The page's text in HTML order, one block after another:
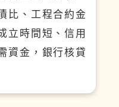
比、工程合約金
立時間短、信用
資金，銀行核貸